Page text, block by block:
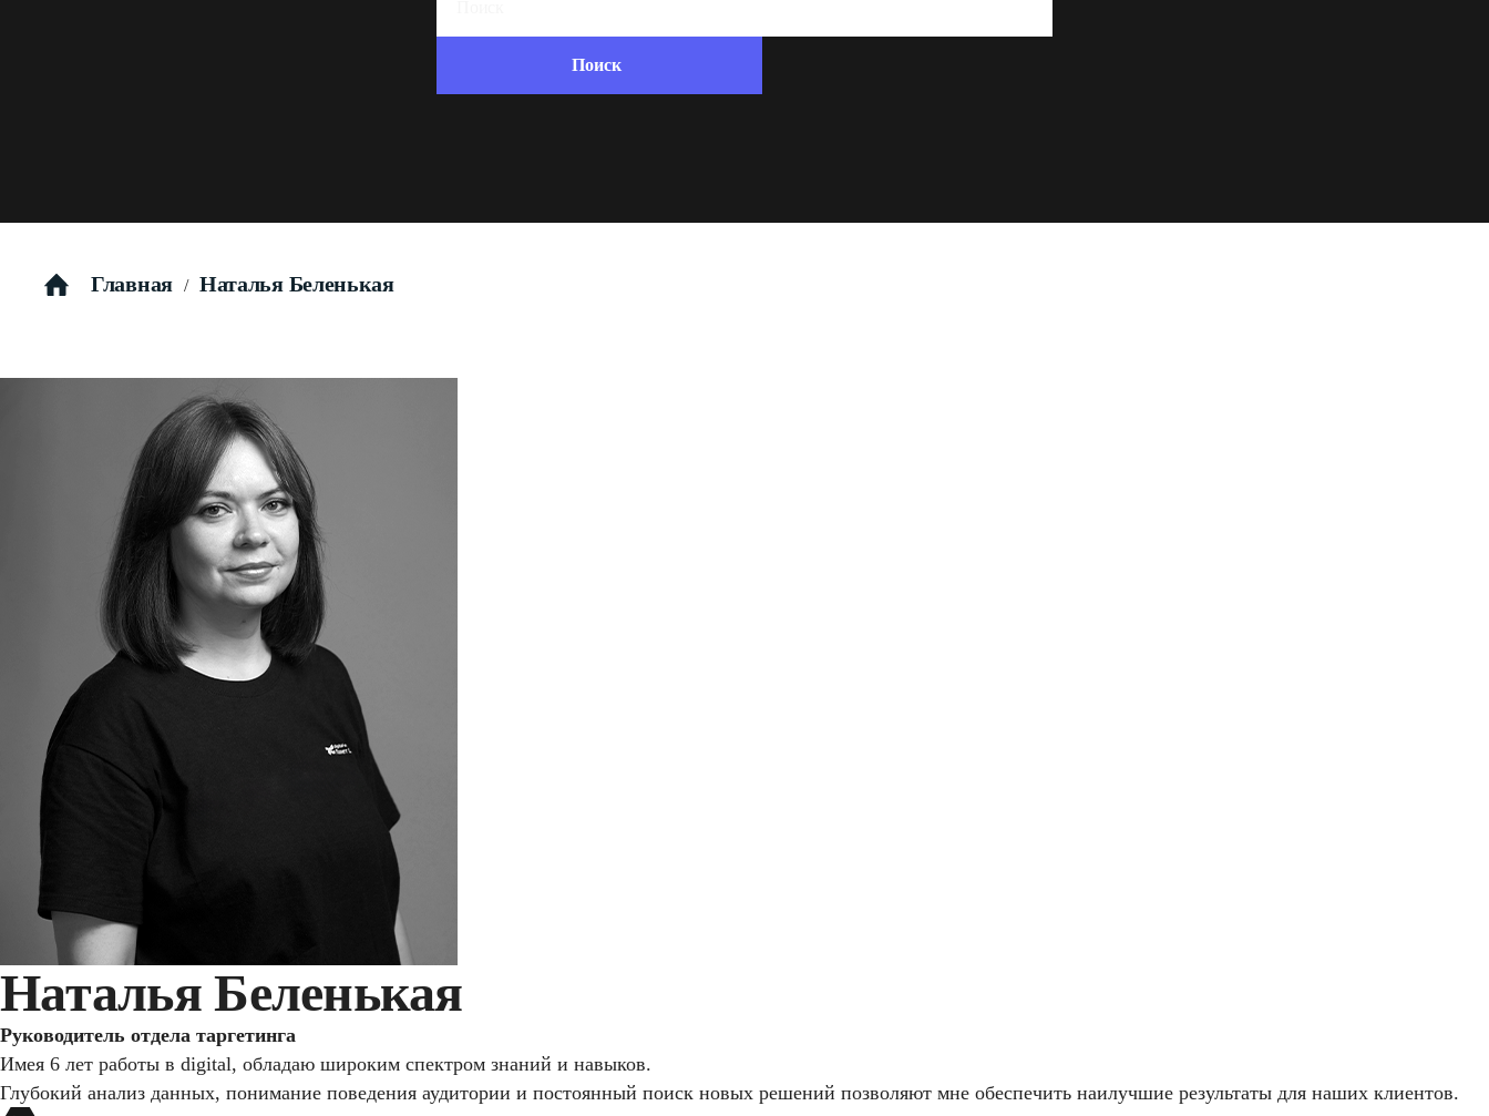
Главная / Наталья Беленькая
Наталья Беленькая
Руководитель отдела таргетинга
Имея 6 лет работы в digital, обладаю широким спектром знаний и навыков.
Глубокий анализ данных, понимание поведения аудитории и постоянный поиск новых решений позволяют мне обеспечить наилучшие результаты для наших клиентов.